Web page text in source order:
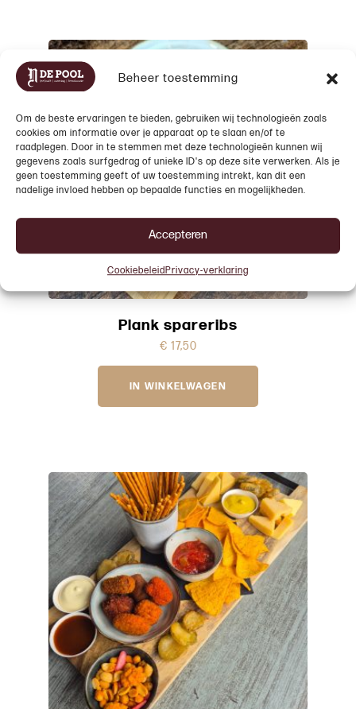
Beheer toestemming
Om de beste ervaringen te bieden, gebruiken wij technologieën zoals
cookies om informatie over je apparaat op te slaan en/of te
raadplegen. Door in te stemmen met deze technologieën kunnen wij
gegevens zoals surfgedrag of unieke ID's op deze site verwerken. Als je
geen toestemming geeft of uw toestemming intrekt, kan dit een
nadelige invloed hebben op bepaalde functies en mogelijkheden.
Accepteren
Cookiebeleid Privacy-verklaring
Plank spareribs
€ 17,50
IN WINKELWAGEN